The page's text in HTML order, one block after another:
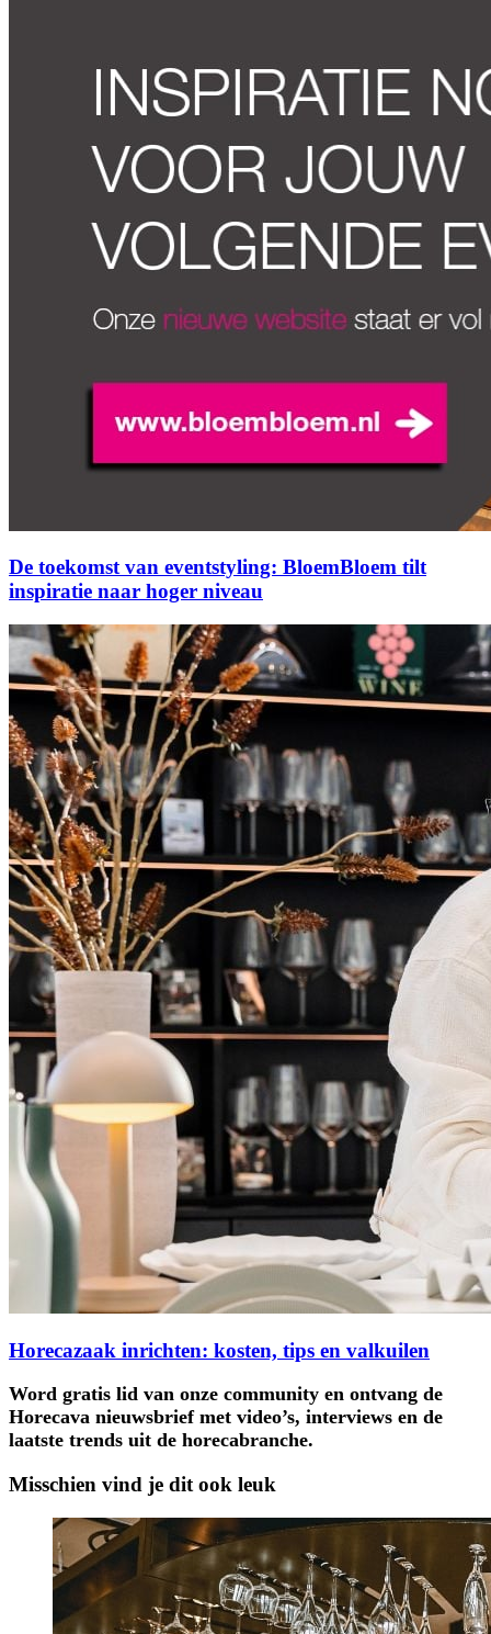
De toekomst van eventstyling: BloemBloem tilt
inspiratie naar hoger niveau
Horecazaak inrichten: kosten, tips en valkuilen
Word gratis lid van onze community en ontvang de
Horecava nieuwsbrief met video’s, interviews en de
laatste trends uit de horecabranche.
Misschien vind je dit ook leuk